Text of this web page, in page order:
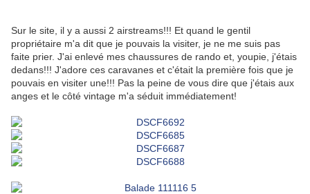
Sur le site, il y a aussi 2 airstreams!!! Et quand le gentil
propriétaire m'a dit que je pouvais la visiter, je ne me suis pas
faite prier. J'ai enlevé mes chaussures de rando et, youpie, j'étais
dedans!!! J'adore ces caravanes et c'était la première fois que je
pouvais en visiter une!!! Pas la peine de vous dire que j'étais aux
anges et le côté vintage m'a séduit immédiatement!